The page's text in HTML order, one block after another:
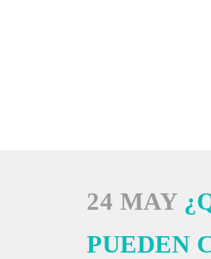
24 MAY
PUEDEN